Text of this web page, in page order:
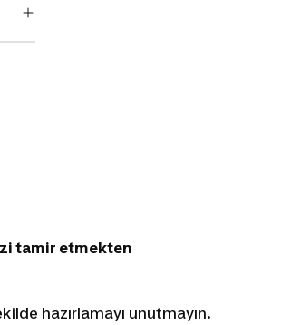
tamir etmekten
hazırlamayı unutmayın.